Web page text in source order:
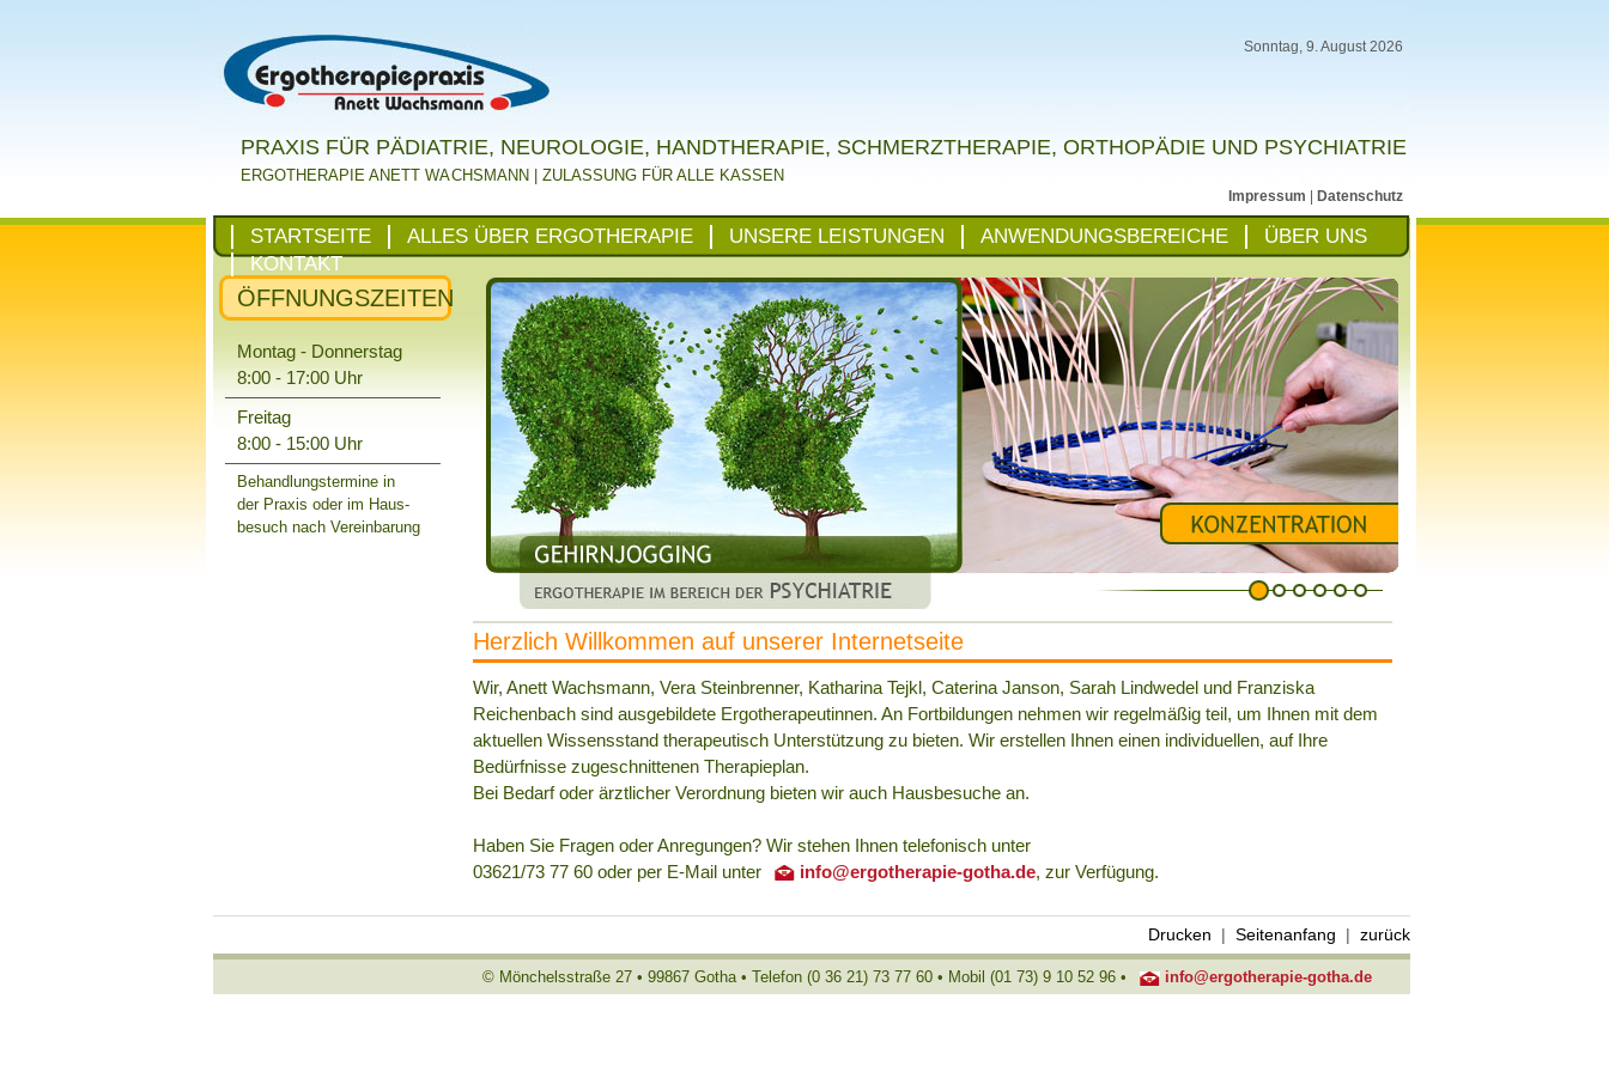
Sonntag, 9. August 2026
PRAXIS FÜR PÄDIATRIE, NEUROLOGIE, HANDTHERAPIE, SCHMERZTHERAPIE, ORTHOPÄDIE UND PSYCHIATRIE
ERGOTHERAPIE ANETT WACHSMANN | ZULASSUNG FÜR ALLE KASSEN
Impressum Datenschutz
STARTSEITE ALLES ÜBER ERGOTHERAPIE UNSERE LEISTUNGEN ANWENDUNGSBEREICHE
ÜBER UNS
KONTAKT
ÖFFNUNGSZEITEN
Montag - Donnerstag
8:00 - 17:00 Uhr
Freitag
8:00 - 15:00 Uhr
Behandlungstermine in
der Praxis oder im Haus-
besuch nach Vereinbarung
Herzlich Willkommen auf unserer Internetseite
Wir, Anett Wachsmann, Vera Steinbrenner, Katharina Tejkl, Caterina Janson, Sarah Lindwedel und Franziska
Reichenbach sind ausgebildete Ergotherapeutinnen. An Fortbildungen nehmen wir regelmäßig teil, um Ihnen mit dem
aktuellen Wissensstand therapeutisch Unterstützung zu bieten. Wir erstellen Ihnen einen individuellen, auf Ihre
Bedürfnisse zugeschnittenen Therapieplan.
Bei Bedarf oder ärztlicher Verordnung bieten wir auch Hausbesuche an.
Haben Sie Fragen oder Anregungen? Wir stehen Ihnen telefonisch unter
03621/73 77 60 oder per E-Mail unter
info@ergotherapie-gotha.de, zur Verfügung.
Drucken | Seitenanfang | zurück
© Mönchelsstraße 27 • 99867 Gotha • Telefon (0 36 21) 73 77 60 • Mobil (01 73) 9 10 52 96 • info@ergotherapie-gotha.de